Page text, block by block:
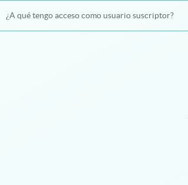
¿A qué tengo acceso como usuario suscriptor?